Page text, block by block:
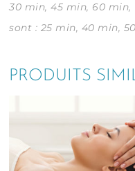
30 min, 45 min, 60 min,
sont : 25 min, 40 min,
PRODUITS